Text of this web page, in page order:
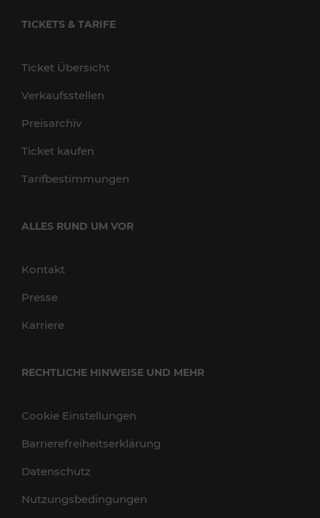
TICKETS & TARIFE
Ticket Übersicht
Verkaufsstellen
Preisarchiv
Ticket kaufen
Tarifbestimmungen
ALLES RUND UM VOR
Kontakt
Presse
Karriere
RECHTLICHE HINWEISE UND MEHR
Cookie Einstellungen
Barrierefreiheitserklärung
Datenschutz
Nutzungsbedingungen